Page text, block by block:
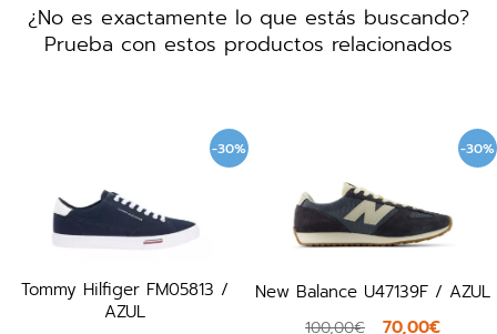
¿No es exactamente lo que estás buscando?
Prueba con estos productos relacionados
-30%
Tommy Hilfiger FM05813 /
AZUL
-30%
New Balance U47139F / AZUL
100,00€ 70,00€